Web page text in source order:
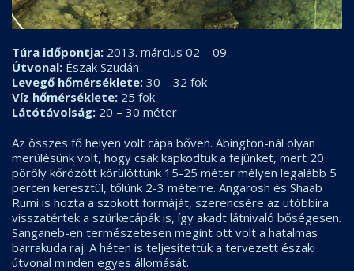
Túra időpontja: 2013. március 02 – 09.
Útvonal: Észak Szudán
Levegő hőmérséklete: 30 – 32 fok
Víz hőmérséklete: 25 fok
Látótávolság: 20 – 30 méter
Az összes fő helyen volt cápa bőven. Abington-nál olyan
merülésünk volt, hogy csak kapkodtuk a fejünket, mert 20
pöröly kőrözött körülöttünk 15-25 méter mélyen legalább 5
percen keresztül, tőlünk 2-3 méterre. Angarosh és Shaab
Rumi is hozta a szokott formáját, szerencsére az utóbbira
visszatértek a szürkecápák is, így akadt látnivaló bőségesen.
Sanganeb-en természetesen megint ott volt a hatalmas
barrakuda raj. A héten is teljesítettük a tervezett északi
útvonal minden egyes állomását.